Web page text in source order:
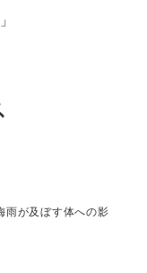
雨が及ぼす体への影